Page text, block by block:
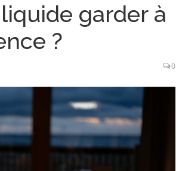
garder à
?
0